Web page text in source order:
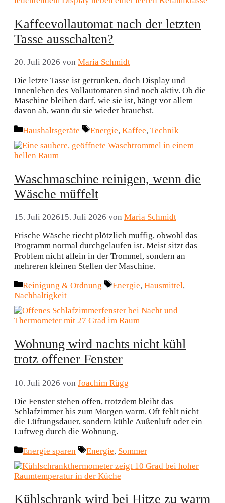
Kaffeevollautomat nach der letzten
Tasse ausschalten?
20. Juli 2026 von Maria Schmidt
Die letzte Tasse ist getrunken, doch Display und
Innenleben des Vollautomaten sind noch aktiv. Ob die
Maschine bleiben darf, wie sie ist, hängt vor allem
davon ab, wann du sie wieder brauchst.
Kategorien
Haushaltsgeräte Schlagwörter
Energie, Kaffee, Technik
Waschmaschine reinigen, wenn die
Wäsche müffelt
15. Juli 202615. Juli 2026 von Maria Schmidt
Frische Wäsche riecht plötzlich muffig, obwohl das
Programm normal durchgelaufen ist. Meist sitzt das
Problem nicht allein in der Trommel, sondern an
mehreren kleinen Stellen der Maschine.
Kategorien
Reinigung & Ordnung Schlagwörter
Energie, Hausmittel,
Nachhaltigkeit
Wohnung wird nachts nicht kühl
trotz offener Fenster
10. Juli 2026 von Joachim Rügg
Die Fenster stehen offen, trotzdem bleibt das
Schlafzimmer bis zum Morgen warm. Oft fehlt nicht
die Lüftungsdauer, sondern kühle Außenluft oder ein
Luftweg durch die Wohnung.
Kategorien
Energie sparen Schlagwörter
Energie, Sommer
Kühlschrank wird bei Hitze zu warm